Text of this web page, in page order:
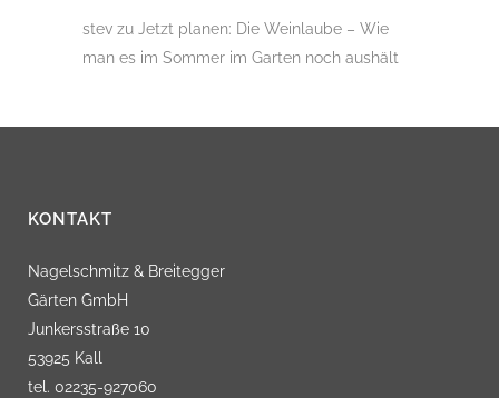
stev zu Jetzt planen: Die Weinlaube – Wie
man es im Sommer im Garten noch aushält
KONTAKT
Nagelschmitz & Breitegger
Gärten GmbH
Junkersstraße 10
53925 Kall
tel. 02235-927060